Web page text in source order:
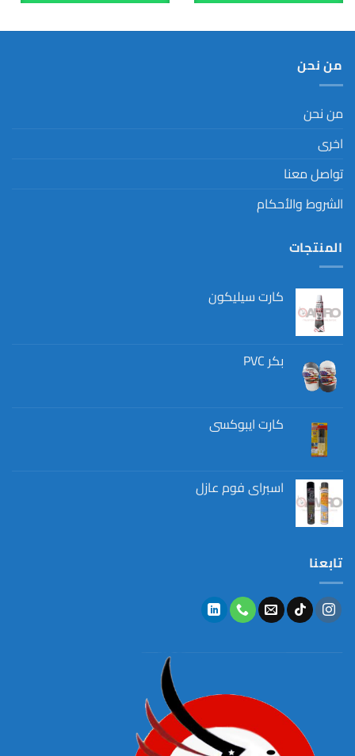
من نحن
من نحن
اخرى
تواصل معنا
الشروط والأحكام
المنتجات
كارت سيليكون
بكر PVC
كارت ايبوكسي
اسبراي فوم عازل
تابعنا